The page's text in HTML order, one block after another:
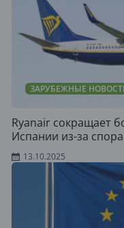
ЗАРУБЕЖНЫЕ
Ryanair сокращает
Испании из-за
13.10.2025